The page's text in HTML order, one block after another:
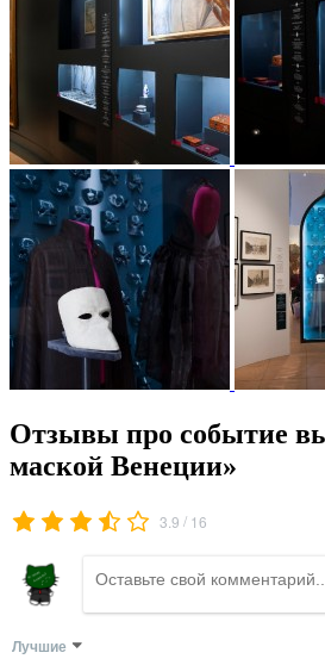
Отзывы про событие
маской Венеции»
3.9 / 16
Лучшие